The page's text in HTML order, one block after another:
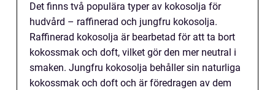
Det finns två populära typer av kokosolja för
hudvård – raffinerad och jungfru kokosolja.
Raffinerad kokosolja är bearbetad för att ta bort
kokossmak och doft, vilket gör den mer neutral i
smaken. Jungfru kokosolja behåller sin naturliga
kokossmak och doft och är föredragen av dem